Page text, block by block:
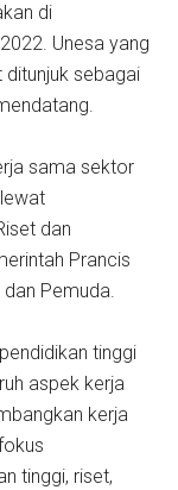
di
Unesa yang
sebagai
sama sektor
dan
Prancis
Pemuda.
tinggi
aspek kerja
kerja
tinggi, riset,